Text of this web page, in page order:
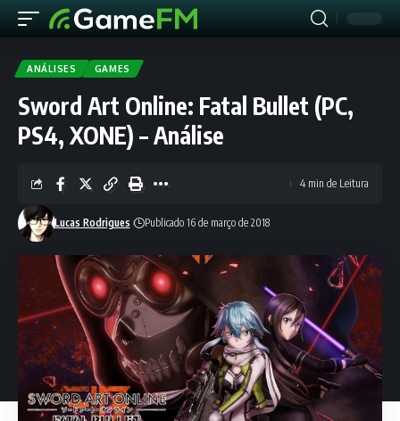
ANÁLISES GAMES
Sword Art Online: Fatal Bullet (PC,
PS4, XONE) – Análise
Lucas Rodrigues Publicado 16 de março de 2018
4 min de Leitura